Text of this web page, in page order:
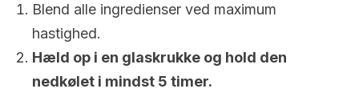
Blend alle ingredienser ved maximum
hastighed.
Hæld op i en glaskrukke og hold den
nedkølet i mindst 5 timer.